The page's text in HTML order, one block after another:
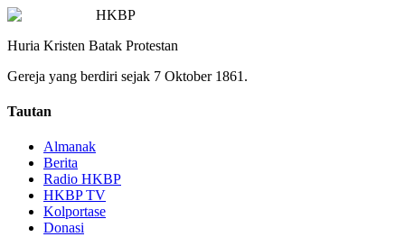
HKBP
Huria Kristen Batak Protestan
Gereja yang berdiri sejak 7 Oktober 1861.
Tautan
Almanak
Berita
Radio HKBP
HKBP TV
Kolportase
Donasi